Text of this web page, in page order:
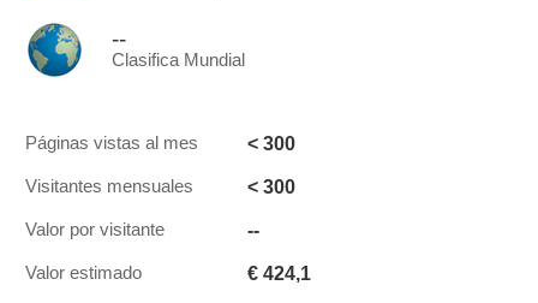
--
Clasifica Mundial
Páginas vistas al mes < 300
Visitantes mensuales < 300
Valor por visitante --
Valor estimado € 424,1